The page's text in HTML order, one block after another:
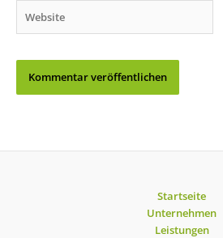
Startseite
Unternehmen
Leistungen